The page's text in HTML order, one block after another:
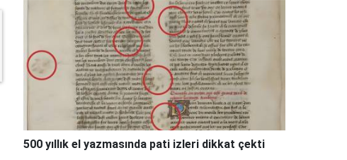
500 yıllık el yazmasında pati izleri dikkat çekti